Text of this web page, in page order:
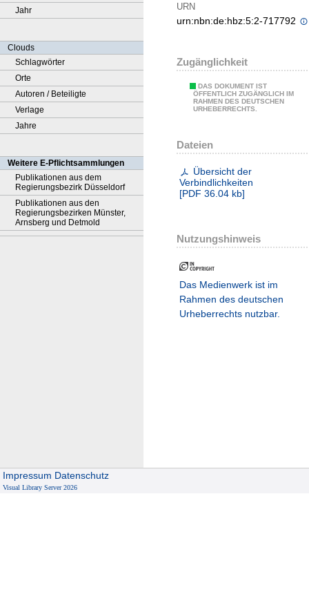
Jahr
Clouds
Schlagwörter
Orte
Autoren / Beteiligte
Verlage
Jahre
Weitere E-Pflichtsammlungen
Publikationen aus dem
Regierungsbezirk Düsseldorf
Publikationen aus den
Regierungsbezirken Münster,
Arnsberg und Detmold
URN
urn:nbn:de:hbz:5:2-717792
Zugänglichkeit
DAS DOKUMENT IST
ÖFFENTLICH ZUGÄNGLICH IM
RAHMEN DES DEUTSCHEN
URHEBERRECHTS.
Dateien
Übersicht der
Verbindlichkeiten
[PDF 36.04 kb]
Nutzungshinweis
Das Medienwerk ist im
Rahmen des deutschen
Urheberrechts nutzbar.
Impressum Datenschutz
Visual Library Server 2026